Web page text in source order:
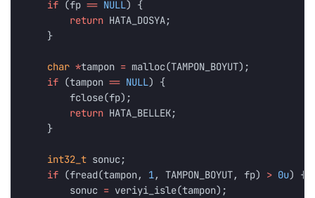
if (fp == NULL)
{
return HATA_DOSYA;
}
char *tampon = malloc(TAMPON_BOYUT);
if (tampon == NULL)
{
fclose(fp);
return HATA_BELLEK;
}
int32_t sonuc;
if (fread(tampon, 1, TAMPON_BOYUT, fp) > 0u)
{
sonuc = veriyi_isle(tampon);